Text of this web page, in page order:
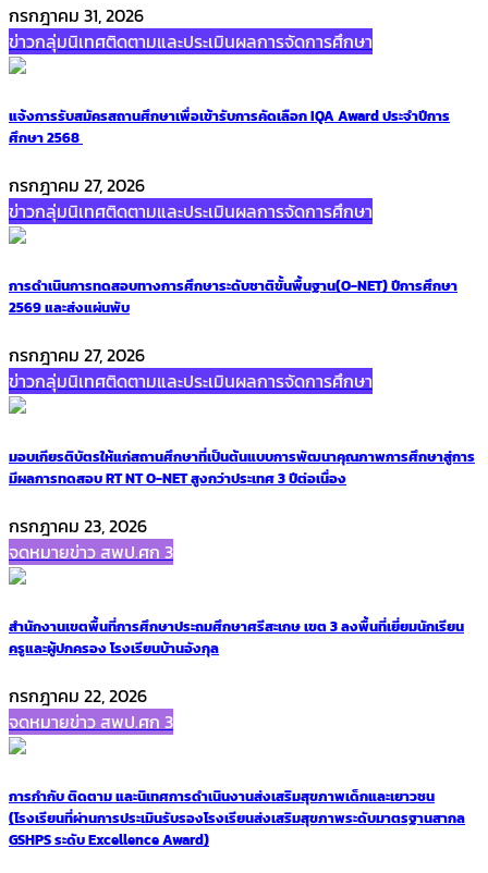
กรกฎาคม 31, 2026
ข่าวกลุ่มนิเทศติดตามและประเมินผลการจัดการศึกษา
แจ้งการรับสมัครสถานศึกษาเพื่อเข้ารับการคัดเลือก IQA Award ประจำปีการ
ศึกษา 2568
กรกฎาคม 27, 2026
ข่าวกลุ่มนิเทศติดตามและประเมินผลการจัดการศึกษา
การดำเนินการทดสอบทางการศึกษาระดับชาติขั้นพื้นฐาน(O-NET) ปีการศึกษา
2569 และส่งแผ่นพับ
กรกฎาคม 27, 2026
ข่าวกลุ่มนิเทศติดตามและประเมินผลการจัดการศึกษา
มอบเกียรติบัตรให้แก่สถานศึกษาที่เป็นต้นแบบการพัฒนาคุณภาพการศึกษาสู่การ
มีผลการทดสอบ RT NT O-NET สูงกว่าประเทศ 3 ปีต่อเนื่อง
กรกฎาคม 23, 2026
จดหมายข่าว สพป.ศก 3
สำนักงานเขตพื้นที่การศึกษาประถมศึกษาศรีสะเกษ เขต 3 ลงพื้นที่เยี่ยมนักเรียน
ครูและผู้ปกครอง โรงเรียนบ้านอังกุล
กรกฎาคม 22, 2026
จดหมายข่าว สพป.ศก 3
การกำกับ ติดตาม และนิเทศการดำเนินงานส่งเสริมสุขภาพเด็กและเยาวชน
(โรงเรียนที่ผ่านการประเมินรับรองโรงเรียนส่งเสริมสุขภาพระดับมาตรฐานสากล
GSHPS ระดับ Excellence Award)